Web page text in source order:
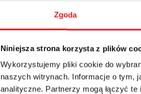
Zgoda
Niniejsza strona korzysta z plików
Wykorzystujemy pliki cookie do
naszych witrynach. Informacje o tym,
analityczne. Partnerzy mogą łączyć
IP 20